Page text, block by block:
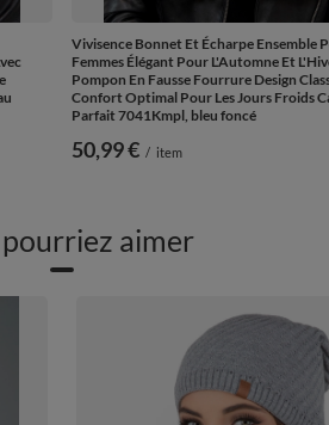
Vivisence Bonnet Et Écharpe Ensemble
Femmes Élégant Pour L'Automne Et
Pompon En Fausse Fourrure Design
Confort Optimal Pour Les Jours Froids
Parfait 7041Kmpl, bleu foncé
50,99 € / item
aimer